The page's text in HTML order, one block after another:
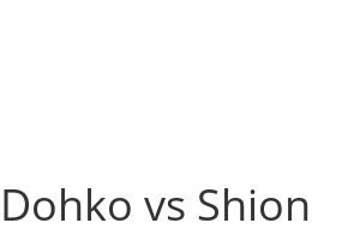
Dohko vs Shion